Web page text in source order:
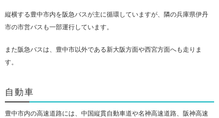
縦横する豊中市内を阪急バスが主に循環していますが、隣の兵庫県伊丹
市の市営バスも一部運行しています。
また阪急バスは、豊中市以外である新大阪方面や西宮方面へも走りま
す。
自動車
豊中市内の高速道路には、中国縦貫自動車道や名神高速道路、阪神高速